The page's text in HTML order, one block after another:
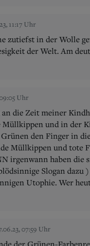
11:17 Uhr
zutiefst in der Wolle
der Welt. Am
Uhr
die Zeit meiner
Müllkippen und in der
den Finger in
Müllkippen und tote
irgenwann haben
Slogan
Utophie. Wer
07:59 Uhr